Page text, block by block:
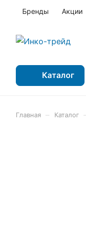
Бренды Акции
Каталог
Главная Каталог